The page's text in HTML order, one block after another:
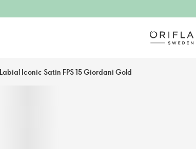
Iconic Satin FPS 15 Giordani Gold